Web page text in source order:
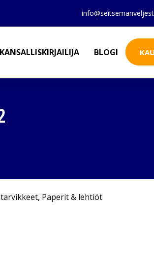
KANSALLISKIRJAILIJA BLOGI
, Paperit & lehtiöt